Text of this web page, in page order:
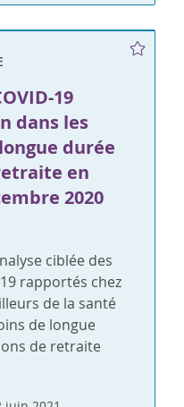
19
dans les
durée
en
2020
ciblée des
rapportés chez
de la santé
de longue
de retraite